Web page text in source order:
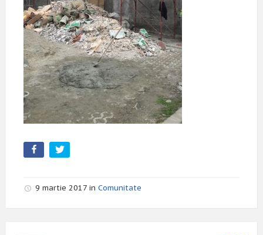
9 martie 2017 in Comunitate